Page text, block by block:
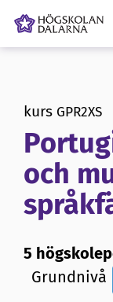
kurs GPR2XS
och
5
Grundnivå